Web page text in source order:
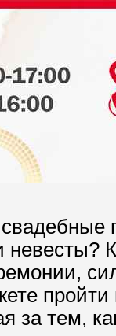
за тем,